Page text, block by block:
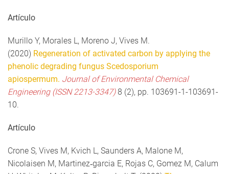
Artículo
Murillo Y, Morales L, Moreno J, Vives M.
(2020) Regeneration of activated carbon by applying the
phenolic degrading fungus Scedosporium
apiospermum. Journal of Environmental Chemical
Engineering (ISSN 2213-3347)8 (2), pp. 103691-1-103691-
10.
Artículo
Crone S, Vives M, Kvich L, Saunders A, Malone M,
Nicolaisen M, Martinez‐garcia E, Rojas C, Gomez M, Calum